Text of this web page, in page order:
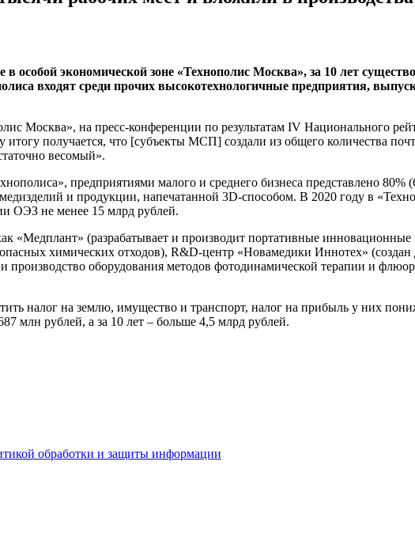
особой экономической зоне «Технополис Москва», за 10 лет
входят среди прочих высокотехнологичные предприятия,
Москва», на пресс-конференции по результатам IV Национального
итогу получается, что [субъекты МСП] создали из общего количества
весомый».
предприятиями малого и среднего бизнеса представлено 80%
и продукции, напечатанной 3D-способом. В 2020 году в
ОЭЗ не менее 15 млрд рублей.
«Медплант» (разрабатывает и производит портативные
химических отходов), R&D-центр «Новамедики Иннотех» (создан
производство оборудования методов фотодинамической терапии и
налог на землю, имущество и транспорт, налог на прибыль у них
млн рублей, а за 10 лет – больше 4,5 млрд рублей.
обработки и защиты информации